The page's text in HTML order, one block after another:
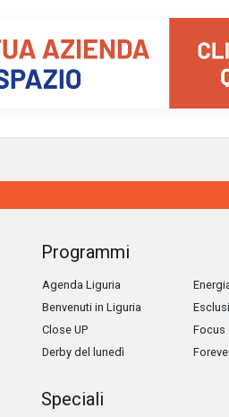
Programmi
Agenda Liguria
Benvenuti in Liguria
Close UP
Derby del lunedì
Focus
Speciali